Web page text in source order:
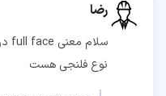
رضا
نوع فلنجی هست